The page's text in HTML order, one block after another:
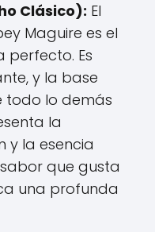
Clásico): El
Maguire es el
perfecto. Es
y la base
todo lo demás
la
y la esencia
que gusta
una profunda